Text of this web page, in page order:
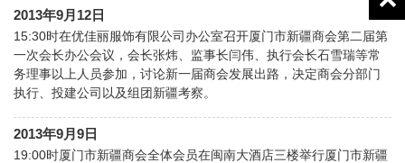
2013年9月12日
15:30时在优佳丽服饰有限公司办公室召开厦门市新疆商会第二届第
一次会长办公会议，会长张炜、监事长闫伟、执行会长石雪瑞等常
务理事以上人员参加，讨论新一届商会发展出路，决定商会分部门
执行、投建公司以及组团新疆考察。
2013年9月9日
19:00时厦门市新疆商会全体会员在闽南大酒店三楼举行厦门市新疆